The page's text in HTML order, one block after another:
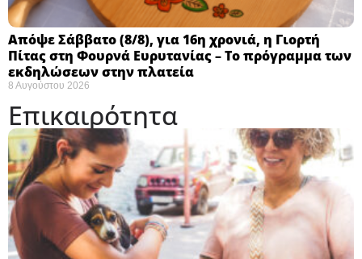
Απόψε Σάββατο (8/8), για 16η χρονιά, η Γιορτή
Πίτας στη Φουρνά Ευρυτανίας – Το πρόγραμμα των
εκδηλώσεων στην πλατεία
8 Αυγούστου 2026
Επικαιρότητα